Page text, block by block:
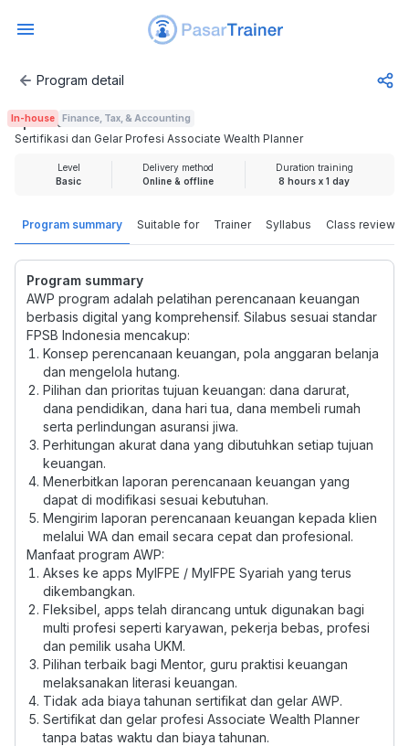
Sertifikasi dan Gelar Profesi Associate Wealth Planner
Program detail
Program summary Suitable for Trainer Syllabus Class review
Program summary
AWP program adalah pelatihan perencanaan keuangan
berbasis digital yang komprehensif. Silabus sesuai standar
FPSB Indonesia mencakup:
Konsep perencanaan keuangan, pola anggaran belanja
dan mengelola hutang.
Pilihan dan prioritas tujuan keuangan: dana darurat,
dana pendidikan, dana hari tua, dana membeli rumah
serta perlindungan asuransi jiwa.
Perhitungan akurat dana yang dibutuhkan setiap tujuan
keuangan.
Menerbitkan laporan perencanaan keuangan yang
dapat di modifikasi sesuai kebutuhan.
Mengirim laporan perencanaan keuangan kepada klien
melalui WA dan email secara cepat dan profesional.
Manfaat program AWP:
Akses ke apps MyIFPE / MyIFPE Syariah yang terus
dikembangkan.
Fleksibel, apps telah dirancang untuk digunakan bagi
multi profesi seperti karyawan, pekerja bebas, profesi
dan pemilik usaha UKM.
Pilihan terbaik bagi Mentor, guru praktisi keuangan
melaksanakan literasi keuangan.
Tidak ada biaya tahunan sertifikat dan gelar AWP.
Sertifikat dan gelar profesi Associate Wealth Planner
tanpa batas waktu dan biaya tahunan.
In-house Finance, Tax, & Accounting
Sertifikasi dan Gelar Profesi Associate Wealth Planner
Rp 2.000.000
Level
Basic
Delivery method
Online & offline
Duration training
8 hours x 1 day